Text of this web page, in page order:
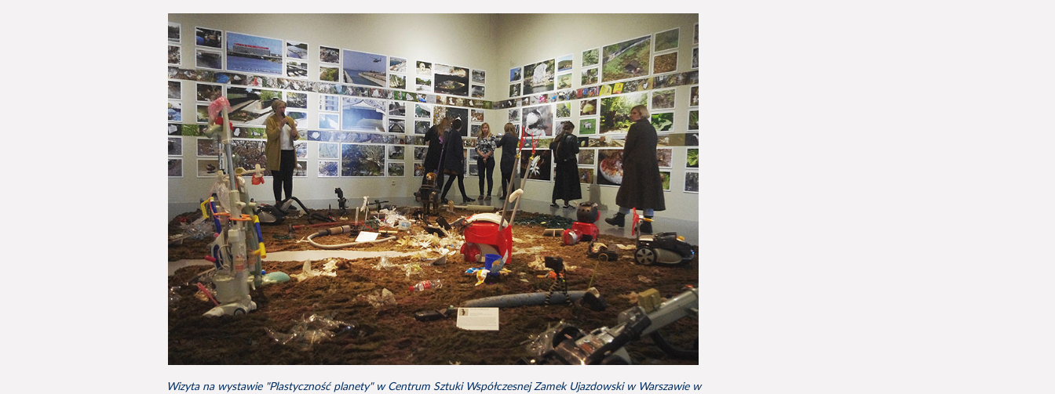
Wizyta na wystawie "Plastyczność planety" w Centrum Sztuki Współczesnej Zamek Ujazdowski w Warszawie w